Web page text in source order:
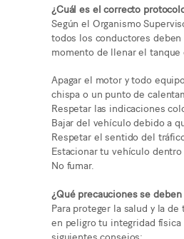
¿Cuál es el correcto
Según el Organismo
todos los conductores
momento de llenar el
Apagar el motor y todo
chispa o un punto de
Respetar las indicaciones
Bajar del vehículo debido a
Respetar el sentido del
Estacionar tu vehículo
No fumar.
¿Qué precauciones se
Para proteger la salud y la
en peligro tu integridad
siguientes consejos: